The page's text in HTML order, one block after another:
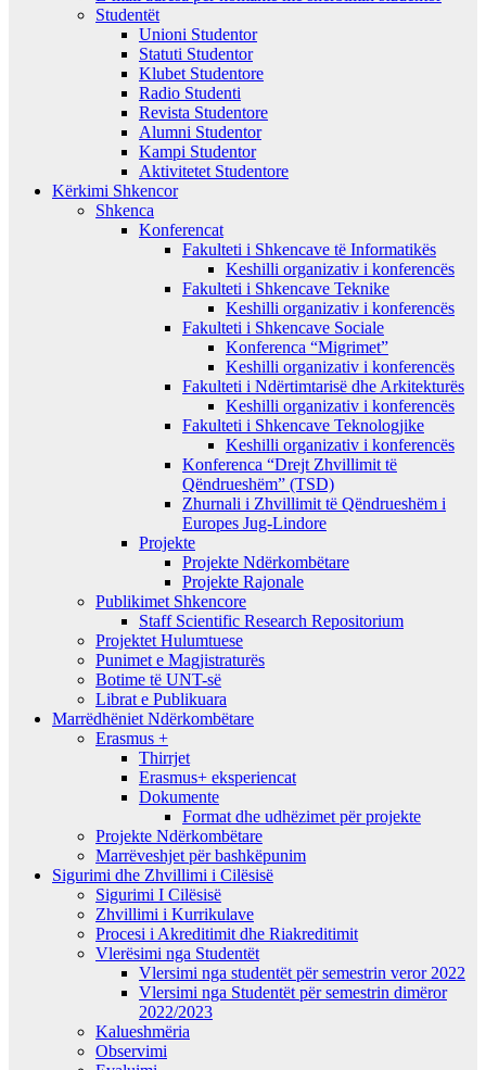
Studentët
Unioni Studentor
Statuti Studentor
Klubet Studentore
Radio Studenti
Revista Studentore
Alumni Studentor
Kampi Studentor
Aktivitetet Studentore
Kërkimi Shkencor
Shkenca
Konferencat
Fakulteti i Shkencave të Informatikës
Keshilli organizativ i konferencës
Fakulteti i Shkencave Teknike
Keshilli organizativ i konferencës
Fakulteti i Shkencave Sociale
Konferenca “Migrimet”
Keshilli organizativ i konferencës
Fakulteti i Ndërtimtarisë dhe Arkitekturës
Keshilli organizativ i konferencës
Fakulteti i Shkencave Teknologjike
Keshilli organizativ i konferencës
Konferenca “Drejt Zhvillimit të
Qëndrueshëm” (TSD)
Zhurnali i Zhvillimit të Qëndrueshëm i
Europes Jug-Lindore
Projekte
Projekte Ndërkombëtare
Projekte Rajonale
Publikimet Shkencore
Staff Scientific Research Repositorium
Projektet Hulumtuese
Punimet e Magjistraturës
Botime të UNT-së
Librat e Publikuara
Marrëdhëniet Ndërkombëtare
Erasmus +
Thirrjet
Erasmus+ eksperiencat
Dokumente
Format dhe udhëzimet për projekte
Projekte Ndërkombëtare
Marrëveshjet për bashkëpunim
Sigurimi dhe Zhvillimi i Cilësisë
Sigurimi I Cilësisë
Zhvillimi i Kurrikulave
Procesi i Akreditimit dhe Riakreditimit
Vlerësimi nga Studentët
Vlersimi nga studentët për semestrin veror 2022
Vlersimi nga Studentët për semestrin dimëror
2022/2023
Kalueshmëria
Observimi